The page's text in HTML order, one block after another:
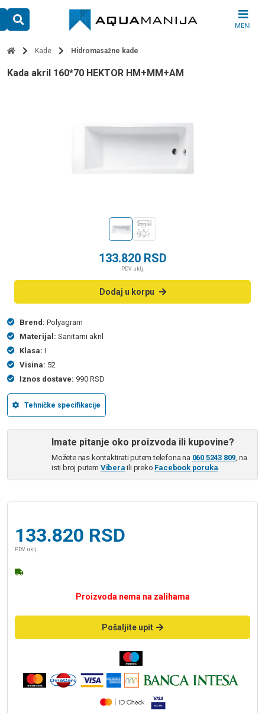
content
MENI
Kade Hidromasažne kade
kada akril 160*70 HEKTOR HM+MM+AM
133.820 RSD
PDV uklj.
Dodaj u korpu
Brend: Polyagram
Materijal: Sanitarni akril
Klasa: I
Visina: 52
Iznos dostave: 990 RSD
Tehničke specifikacije
Imate pitanje oko proizvoda ili kupovine?
Možete nas kontaktirati putem telefona na 060 5243 809, na
isti broj putem Vibera ili preko Facebook poruka.
133.820 RSD
PDV uklj.
Proizvoda nema na zalihama
Pošaljite upit